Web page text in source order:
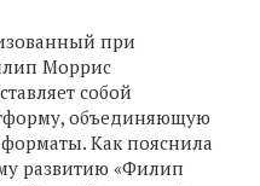
при
Моррис
собой
объединяющую
Как пояснила
развитию «Филип